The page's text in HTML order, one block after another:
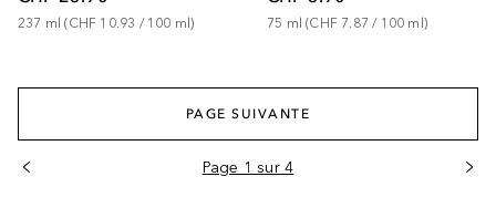
237 ml (CHF 10.93 / 100 ml) 75 ml (CHF 7.87 / 100 ml )
PAGE SUIVANTE
Page 1 sur 4